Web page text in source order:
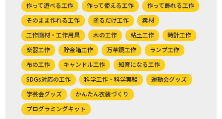
作って遊べる工作
作って使える工作
作って飾れる工作
そのまま作れる工作
塗るだけ工作
素材
工作画材・工作用具
木の工作 粘土工作
時計工作
楽器工作
貯金箱工作 万華鏡工作
ランプ工作
布の工作
キャンドル工作
知育になる工作
SDGs対応の工作
科学工作・科学実験
運動会グッズ
学芸会グッズ
かんたん衣装づくり
プログラミングキット